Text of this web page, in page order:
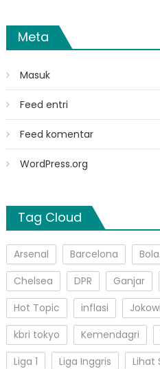
Meta
Masuk
Feed entri
Feed komentar
WordPress.org
Tag Cloud
Arsenal Barcelona
Chelsea
DPR Ganjar
Hot Topic
inflasi Jokowi
kbri tokyo
Kemendagri
Liga 1
Liga Inggris Lihat